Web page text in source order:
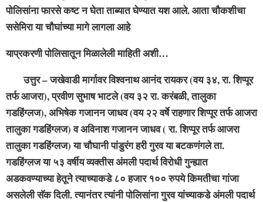
पोलिसांना फारसे कष्ट न घेता ताब्यात घेण्यात यश आले. आता चौकशीचा
ससेमिरा या चौघांच्या मागे लागला आहे
याप्रकरणी पोलिसातून मिळालेली माहिती अशी…
उत्तुर – जखेवाडी मार्गावर विश्वनाथ आनंद रायकर (वय ३४, रा. शिप्पूर
तर्फ आजरा), प्रवीण सुभाष भाटले (वय ३२ रा. करंबळी, तालुका
गडहिंग्लज), अभिषेक गजानन जाधव (वय २२ वर्षे राहणार शिप्पूर तर्फ आजरा
तालुका गडहिंग्लज) व अविनाश गजानन जाधव ( रा. शिप्पूर तर्फ आजरा
तालुका गडहिंग्लज) या चौघानी पांडुरंग हरी गुरव या बटकणंगले ता.
गडहिंग्लज या ५३ वर्षीय व्यक्तीस अंमली पदार्थ विरोधी गुन्ह्यात
अडकवण्याच्या हेतूने त्याच्याकडे ८० हजार १०० रुपये किमतीचा गांजा
असलेली सॅक दिली. त्यानंतर त्यांनी पोलिसांना गुरव यांच्याकडे अंमली पदार्थ